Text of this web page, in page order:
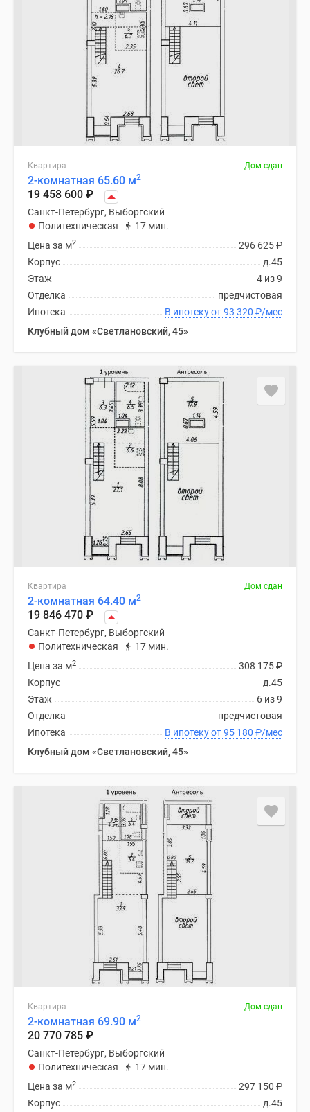
Квартира Дом сдан
2-комнатная 65.60 м2
19 458 600 ₽
Санкт-Петербург, Выборгский
Политехническая
17 мин.
296 625₽
Цена за м2
д.45
Корпус
4 из 9
Этаж
предчистовая
Отделка
В ипотеку от 93 320 ₽/мес
Ипотека
Клубный дом «Светлановский, 45»
Квартира Дом сдан
2-комнатная 64.40 м2
19 846 470 ₽
Санкт-Петербург, Выборгский
Политехническая
17 мин.
308 175₽
Цена за м2
д.45
Корпус
6 из 9
Этаж
предчистовая
Отделка
В ипотеку от 95 180 ₽/мес
Ипотека
Клубный дом «Светлановский, 45»
Квартира Дом сдан
2-комнатная 69.90 м2
20 770 785 ₽
Санкт-Петербург, Выборгский
Политехническая
17 мин.
297 150 ₽
Цена за м2
д.45
Корпус